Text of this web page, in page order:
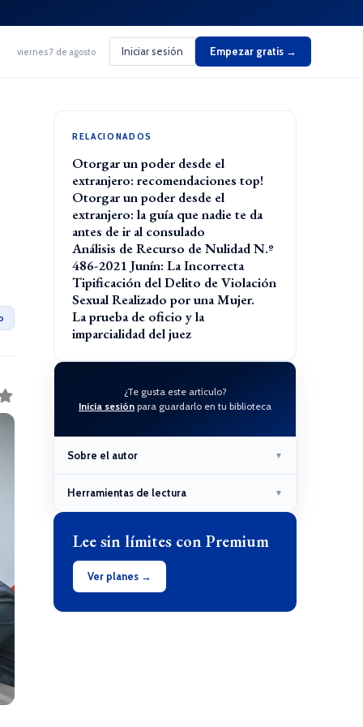
viernes 7 de agosto Iniciar sesión Empezar gratis →
RELACIONADOS
Otorgar un poder desde el
extranjero: recomendaciones top!
Otorgar un poder desde el
extranjero: la guía que nadie te da
antes de ir al consulado
Análisis de Recurso de Nulidad N.º
486-2021 Junín: La Incorrecta
Tipificación del Delito de Violación
Sexual Realizado por una Mujer.
La prueba de oficio y la
imparcialidad del juez
¿Te gusta este artículo?
Inicia sesión para guardarlo en tu biblioteca
Sobre el autor ▼
Herramientas de lectura ▼
Lee sin límites con Premium
Ver planes →